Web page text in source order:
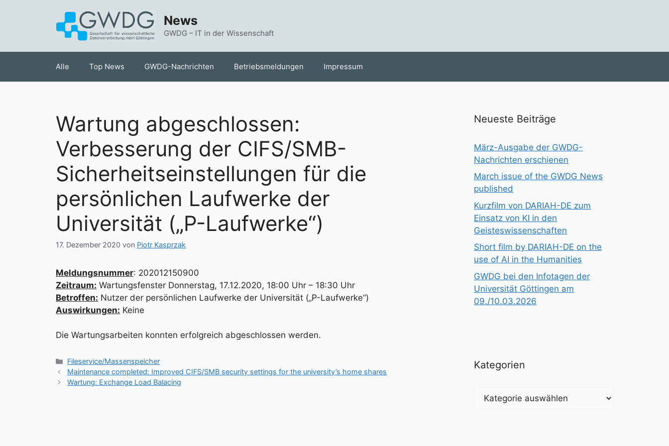
News
GWDG – IT in der Wissenschaft
Alle Top News GWDG-Nachrichten Betriebsmeldungen Impressum
Wartung abgeschlossen:
Verbesserung der CIFS/SMB-
Sicherheitseinstellungen für die
persönlichen Laufwerke der
Universität („P-Laufwerke“)
17. Dezember 2020 von Piotr Kasprzak
Meldungsnummer: 202012150900
Zeitraum: Wartungsfenster Donnerstag, 17.12.2020, 18:00 Uhr – 18:30 Uhr
Betroffen: Nutzer der persönlichen Laufwerke der Universität („P-Laufwerke“)
Auswirkungen: Keine
Die Wartungsarbeiten konnten erfolgreich abgeschlossen werden.
Kategorien
Fileservice/Massenspeicher
Maintenance completed: Improved CIFS/SMB security settings for the university’s home shares
Wartung: Exchange Load Balacing
Neueste Beiträge
März-Ausgabe der GWDG-
Nachrichten erschienen
March issue of the GWDG News
published
Kurzfilm von DARIAH-DE zum
Einsatz von KI in den
Geisteswissenschaften
Short film by DARIAH-DE on the
use of AI in the Humanities
GWDG bei den Infotagen der
Universität Göttingen am
09./10.03.2026
Kategorien
Kategorien